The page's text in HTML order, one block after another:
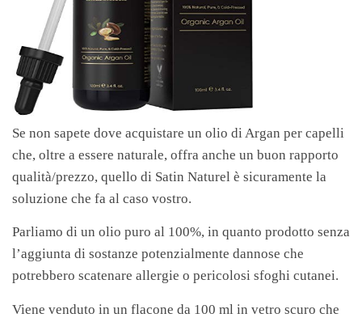
Se non sapete dove acquistare un olio di Argan per capelli
che, oltre a essere naturale, offra anche un buon rapporto
qualità/prezzo, quello di Satin Naturel è sicuramente la
soluzione che fa al caso vostro.
Parliamo di un olio puro al 100%, in quanto prodotto senza
l’aggiunta di sostanze potenzialmente dannose che
potrebbero scatenare allergie o pericolosi sfoghi cutanei.
Viene venduto in un flacone da 100 ml in vetro scuro che